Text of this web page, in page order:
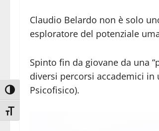
Attiva/disattiva alto contrasto
Attiva/disattiva dimensione testo
Claudio Belardo non è solo
esploratore del potenziale
Spinto fin da giovane da una
diversi percorsi accademici in
Psicofisico).